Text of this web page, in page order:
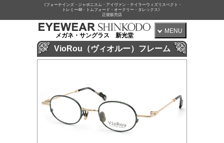
《フォーナインズ・ジャポニスム・アイヴァン・テイラーウィズリスペクト・
トレミー48・トムフォード・オークリー・タレックス》
正規販売店
メガネ・サングラス 新光堂
MENU
VioRou（ヴィオルー）フレーム